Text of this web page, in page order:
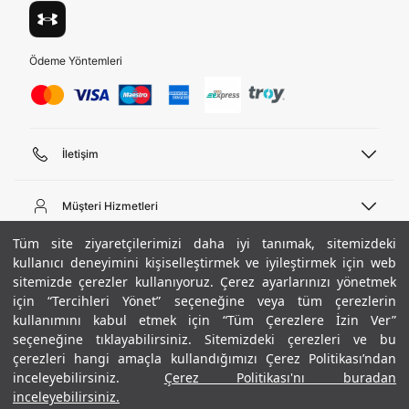
Tüm site ziyaretçilerimizi daha iyi tanımak, sitemizdeki
kullanıcı deneyimini kişiselleştirmek ve iyileştirmek için web
sitemizde çerezler kullanıyoruz. Çerez ayarlarınızı yönetmek
için “Tercihleri Yönet” seçeneğine veya tüm çerezlerin
kullanımını kabul etmek için “Tüm Çerezlere İzin Ver”
seçeneğine tıklayabilirsiniz. Sitemizdeki çerezleri ve bu
çerezleri hangi amaçla kullandığımızı Çerez Politikası’ndan
inceleyebilirsiniz.
Çerez Politikası'nı buradan
inceleyebilirsiniz.
+ 4 Renk
Ödeme Yöntemleri
İletişim
444 02 00
Pazartesi - Cuma 09:00 - 18:00
E-posta
bilgi@underarmour.com
Müşteri Hizmetleri
Sipariş Sorgulama
Bize Ulaşın
Teslimat Bilgileri
İşlem Rehberi
İade ve Değişimler
Sıkça Sorulan Sorular
Beden Rehberi
Site Haritası
Hakkımızda
Ticari Bilgiler
Hükümler ve Koşullar
Gizlilik Politikası
Çerez Politikası
Kariyer
ETBİS
UA Sosyal Medya
Instagram
Facebook
Twitter
Popüler Kategoriler
Erkek Basketbol Ayakkabısı